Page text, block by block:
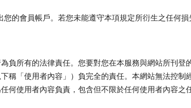
的會員帳戶。若您未能遵守本項規定所衍生之任何
負所有的法律責任。您要對您在本服務與網站所刊登
稱「使用者內容」）負完全的責任。本網站無法控制
何使用者內容負責，包含但不限於任何使用者內容之